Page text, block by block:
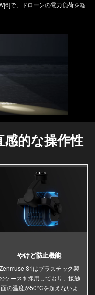
で、ドローンの電力負荷を軽
的な操作性
やけど防止機能
Zenmuse S1はプラスチック製
ケースを採用しており、接触
面の温度が50°Cを超えないよ